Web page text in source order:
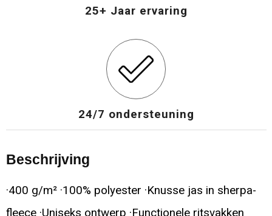
25+ Jaar ervaring
24/7 ondersteuning
Beschrijving
·400 g/m² ·100% polyester ·Knusse jas in sherpa-
fleece ·Uniseks ontwerp ·Functionele ritsvakken